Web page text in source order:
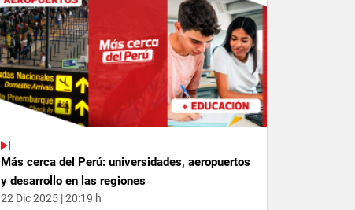
Más cerca del Perú: universidades, aeropuertos
y desarrollo en las regiones
22 Dic 2025 | 20:19 h